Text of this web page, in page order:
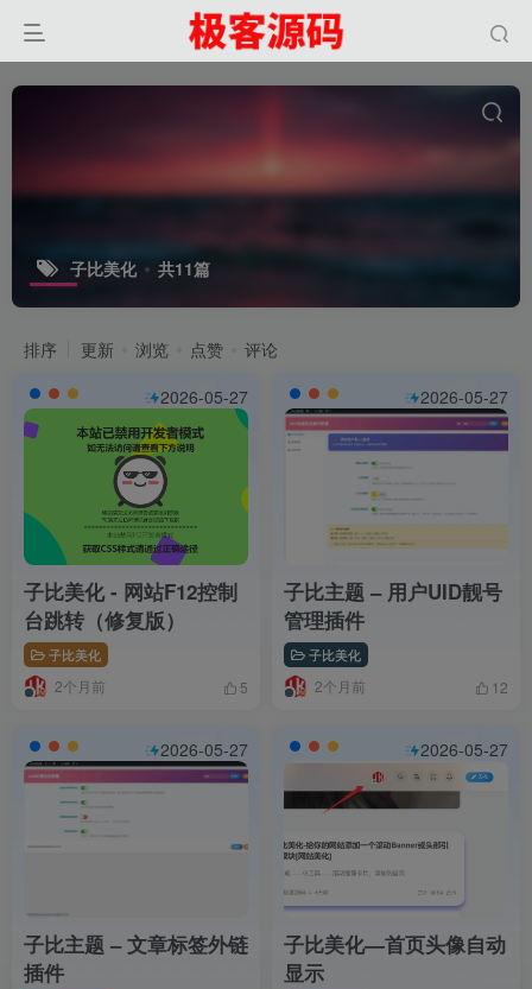
子比美化 共11篇
排序 更新 浏览 点赞
评论
2026-05-27
子比美化 - 网站F12控制
台跳转（修复版）
子比美化
2个月前 5
2026-05-27
子比主题 – 用户UID靓号
管理插件
子比美化
2个月前 12
2026-05-27
子比主题 – 文章标签外链
插件
2026-05-27
子比美化—首页头像自动
显示